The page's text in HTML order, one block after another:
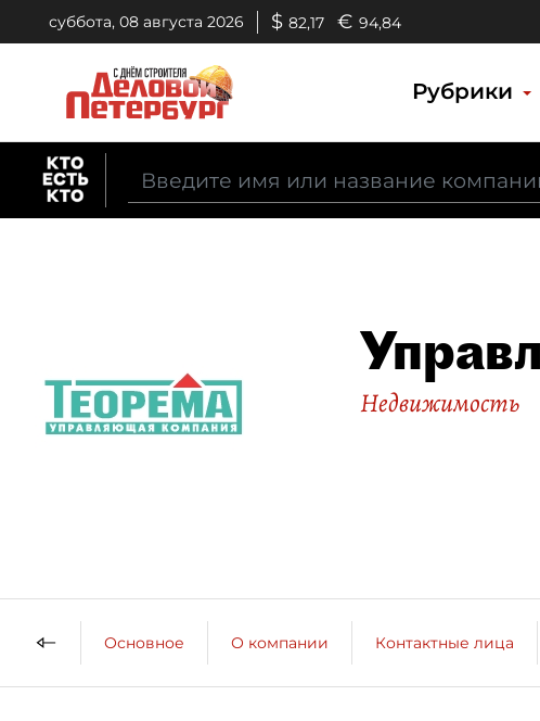
суббота, 08 августа 2026 $ 82,17 € 94,84
Рубрики
Недвижимость
Основное О компании Контактные лица